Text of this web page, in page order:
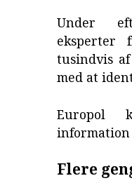
Under
eksperter
tusindvis
med at
Europol
information
Flere